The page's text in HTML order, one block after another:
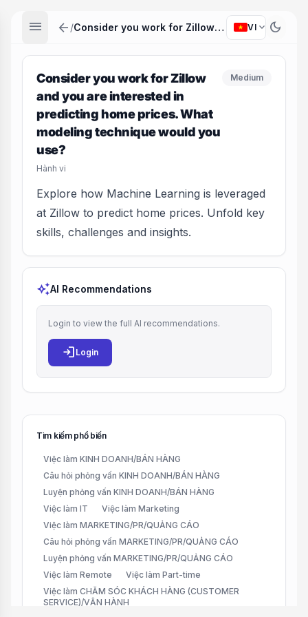
menu arrow_back / Consider you work for Zillow and you are interested in predicting home prices. What modeling technique would you use? VI expand_more dark_mode
Consider you work for Zillow
and you are interested in
predicting home prices. What
modeling technique would you
use?
Hành vi
Medium
Explore how Machine Learning is leveraged
at Zillow to predict home prices. Unfold key
skills, challenges and insights.
auto_awesomeAI Recommendations
Login to view the full AI recommendations.
login Login
Tìm kiếm phổ biến
Việc làm KINH DOANH/BÁN HÀNG
Câu hỏi phỏng vấn KINH DOANH/BÁN HÀNG
Luyện phỏng vấn KINH DOANH/BÁN HÀNG
Việc làm IT
Việc làm Marketing
Việc làm MARKETING/PR/QUẢNG CÁO
Câu hỏi phỏng vấn MARKETING/PR/QUẢNG CÁO
Luyện phỏng vấn MARKETING/PR/QUẢNG CÁO
Việc làm Remote
Việc làm Part-time
Việc làm CHĂM SÓC KHÁCH HÀNG (CUSTOMER
SERVICE)/VẬN HÀNH